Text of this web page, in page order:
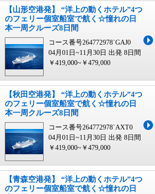
【山形空港発】 “洋上の動くホテル”4つ
のフェリー個室船室で航く☆憧れの日
本一周クルーズ8日間
コース番号264772978`GAJ0
04月01日~11月30日 出発 8日間
￥419,000~￥479,000
【秋田空港発】 “洋上の動くホテル”4つ
のフェリー個室船室で航く☆憧れの日
本一周クルーズ8日間
コース番号264772978`AXT0
04月01日~11月30日 出発 8日間
￥419,000~￥479,000
【青森空港発】 “洋上の動くホテル”4つ
のフェリー個室船室で航く☆憧れの日